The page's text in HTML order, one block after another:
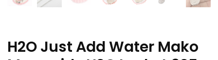
H2O Just Add Water Mako